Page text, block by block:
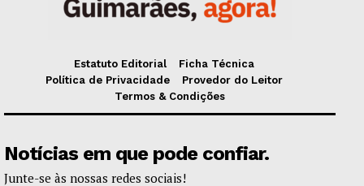
Estatuto Editorial
Ficha Técnica
Política de Privacidade
Provedor do Leitor
Termos & Condições
Notícias em que pode confiar.
Junte-se às nossas redes sociais!